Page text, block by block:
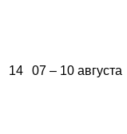
14 07 – 10 августа